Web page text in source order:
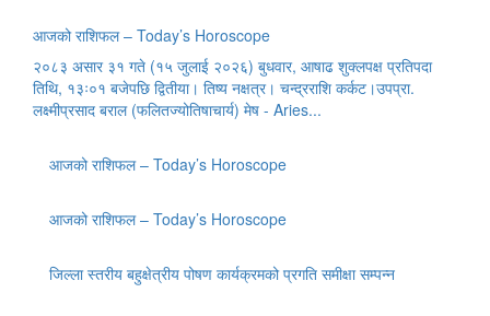
आजको राशिफल – Today’s Horoscope
२०८३ असार ३१ गते (१५ जुलाई २०२६) बुधवार, आषाढ शुक्लपक्ष प्रतिपदा
तिथि, १३ः०१ बजेपछि द्वितीया। तिष्य नक्षत्र। चन्द्रराशि कर्कट।उपप्रा.
लक्ष्मीप्रसाद बराल (फलितज्योतिषाचार्य) मेष - Aries...
आजको राशिफल – Today’s Horoscope
आजको राशिफल – Today’s Horoscope
जिल्ला स्तरीय बहुक्षेत्रीय पोषण कार्यक्रमको प्रगति समीक्षा सम्पन्न